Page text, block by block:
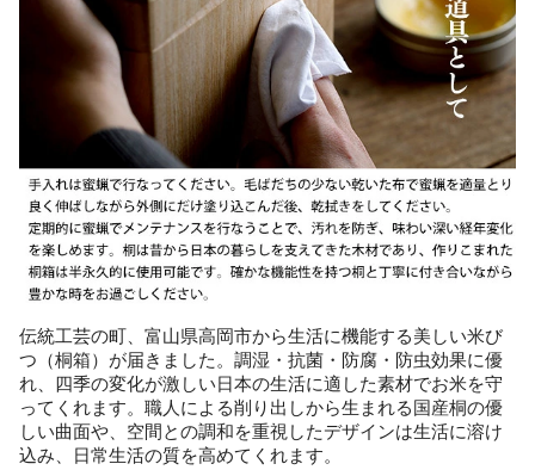
伝統工芸の町、富山県高岡市から生活に機能する美しい米び
つ（桐箱）が届きました。調湿・抗菌・防腐・防虫効果に優
れ、四季の変化が激しい日本の生活に適した素材でお米を守
ってくれます。職人による削り出しから生まれる国産桐の優
しい曲面や、空間との調和を重視したデザインは生活に溶け
込み、日常生活の質を高めてくれます。